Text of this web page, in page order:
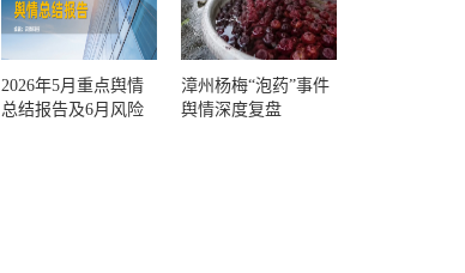
2026年5月重点舆情
总结报告及6月风险
漳州杨梅“泡药”事件
舆情深度复盘